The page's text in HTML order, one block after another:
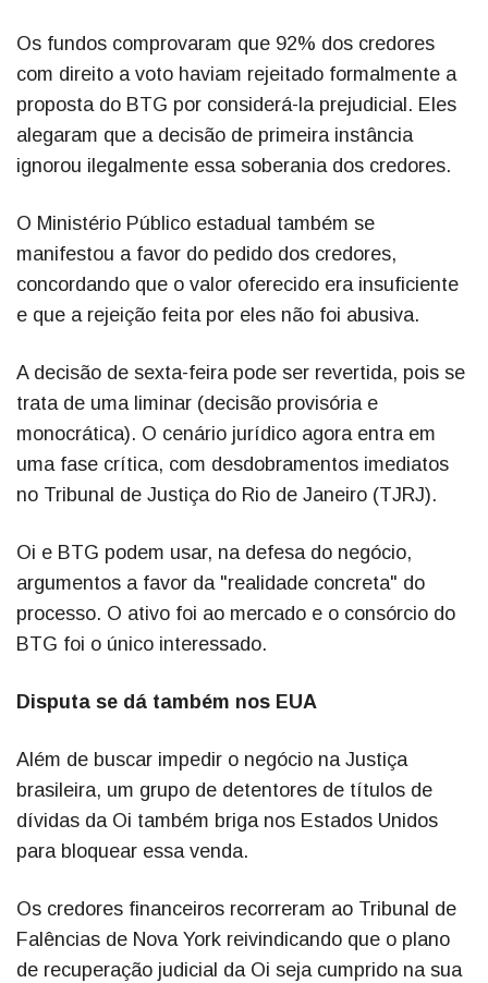
Os fundos comprovaram que 92% dos credores
com direito a voto haviam rejeitado formalmente a
proposta do BTG por considerá-la prejudicial. Eles
alegaram que a decisão de primeira instância
ignorou ilegalmente essa soberania dos credores.
O Ministério Público estadual também se
manifestou a favor do pedido dos credores,
concordando que o valor oferecido era insuficiente
e que a rejeição feita por eles não foi abusiva.
A decisão de sexta-feira pode ser revertida, pois se
trata de uma liminar (decisão provisória e
monocrática). O cenário jurídico agora entra em
uma fase crítica, com desdobramentos imediatos
no Tribunal de Justiça do Rio de Janeiro (TJRJ).
Oi e BTG podem usar, na defesa do negócio,
argumentos a favor da "realidade concreta" do
processo. O ativo foi ao mercado e o consórcio do
BTG foi o único interessado.
Disputa se dá também nos EUA
Além de buscar impedir o negócio na Justiça
brasileira, um grupo de detentores de títulos de
dívidas da Oi também briga nos Estados Unidos
para bloquear essa venda.
Os credores financeiros recorreram ao Tribunal de
Falências de Nova York reivindicando que o plano
de recuperação judicial da Oi seja cumprido na sua